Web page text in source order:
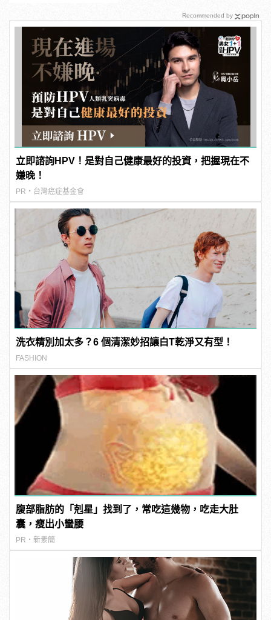
立即諮詢HPV！是對自己健康最好的投資，把握現在不
嫌晚！
PR・台灣癌症基金會
洗衣精別加太多？6 個清潔妙招讓白T乾淨又有型！
FASHION
腹部脂肪的「剋星」找到了，常吃這幾物，吃走大肚
囊，瘦出小蠻腰
PR・新素簡
Recommended by